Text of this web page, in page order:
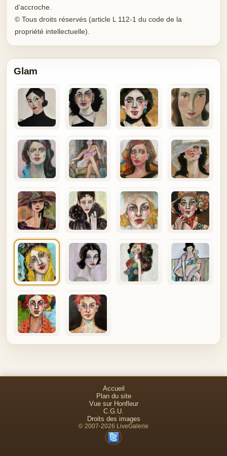
d’accroche.
© Tous droits réservés (article L 112-1 du code de la
propriété intellectuelle).
Glam
Accueil
Plan du site
Vue sur Honfleur
C.G.U.
Droits des images
© 2007-2026 LiveGalerie